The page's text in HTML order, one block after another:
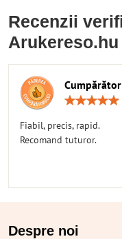
Recenzii
Fiabil, precis, rapid.
Recomand tuturor.
Despre noi